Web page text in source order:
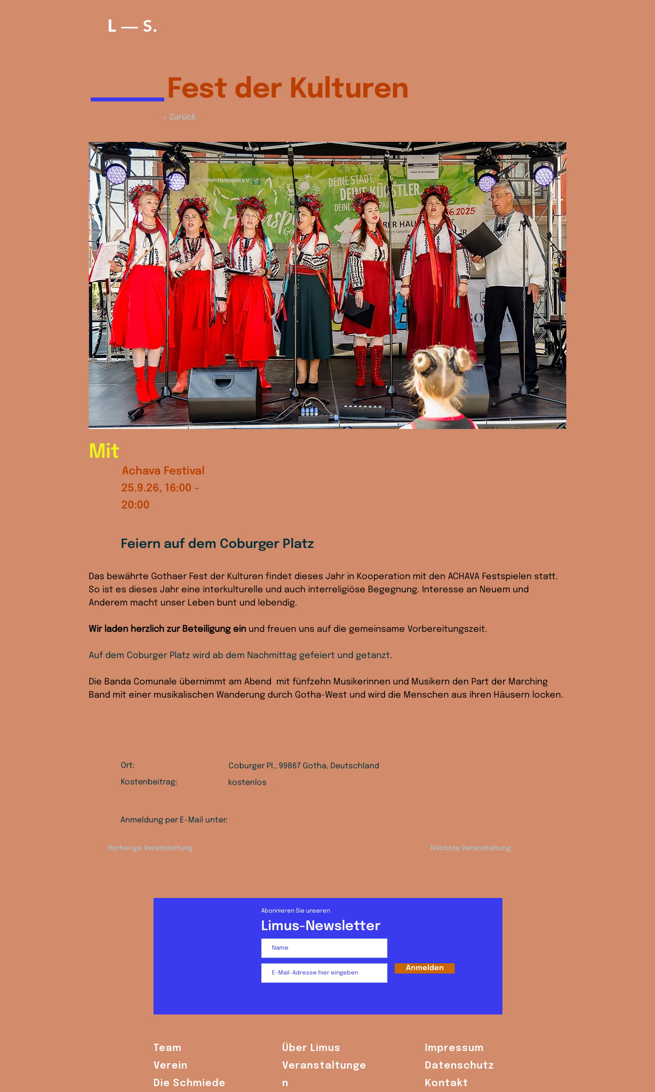
L –– S.
Fest der Kulturen
< Zurück
Mit
Achava Festival
25.9.26, 16:00 -
20:00
Feiern auf dem Coburger Platz
Das bewährte Gothaer Fest der Kulturen findet dieses Jahr in Kooperation mit den ACHAVA Festspielen statt.
So ist es dieses Jahr eine interkulturelle und auch interreligiöse Begegnung. Interesse an Neuem und
Anderem macht unser Leben bunt und lebendig.
Wir laden herzlich zur Beteiligung ein und freuen uns auf die gemeinsame Vorbereitungszeit.
Auf dem Coburger Platz wird ab dem Nachmittag gefeiert und getanzt.
Die Banda Comunale übernimmt am Abend  mit fünfzehn Musikerinnen und Musikern den Part der Marching
Band mit einer musikalischen Wanderung durch Gotha-West und wird die Menschen aus ihren Häusern locken.
Ort:
Kostenbeitrag:
Coburger Pl., 99867 Gotha, Deutschland
kostenlos
Anmeldung per E-Mail unter:
Vorherige Veranstaltung Nächste Veranstaltung
Abonnieren Sie unseren
Limus-Newsletter
Anmelden
Team
Verein
Die Schmiede
Über Limus
Veranstaltunge
n
Impressum
Datenschutz
Kontakt